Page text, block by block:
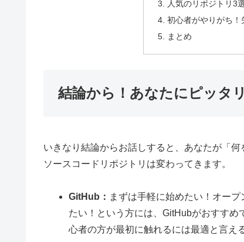
人気のリポジトリ3
初心者がやりがち！
まとめ
結論から！あなたにピッタ
いきなり結論からお話しすると、あなたが「
ソースコードリポジトリは変わってきます。
GitHub： まずは手軽に始めたい！オー
たい！という方には、GitHubがおすす
心者の方が最初に触れるには最適と言え